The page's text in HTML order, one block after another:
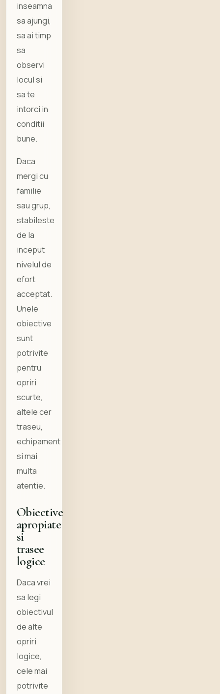
inseamna
sa ajungi,
sa ai timp
sa
observi
locul si
sa te
intorci in
conditii
bune.
Daca
mergi cu
familie
sau grup,
stabileste
de la
inceput
nivelul de
efort
acceptat.
Unele
obiective
sunt
potrivite
pentru
opriri
scurte,
altele cer
traseu,
echipament
si mai
multa
atentie.
Obiective
apropiate
si
trasee
logice
Daca vrei
sa legi
obiectivul
de alte
opriri
logice,
cele mai
potrivite